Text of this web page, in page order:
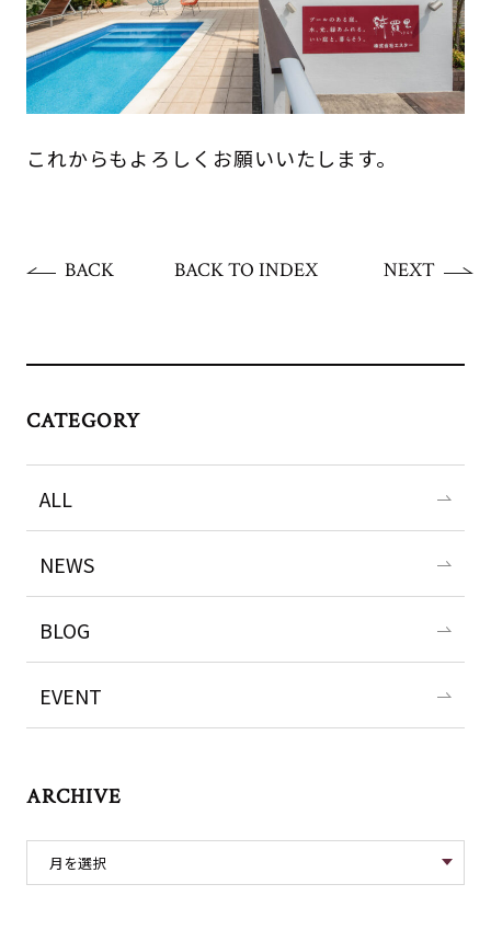
これからもよろしくお願いいたします。
BACK BACK TO INDEX NEXT
CATEGORY
ALL
NEWS
BLOG
EVENT
ARCHIVE